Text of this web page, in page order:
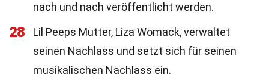
nach und nach veröffentlicht werden.
28
Lil Peeps Mutter, Liza Womack, verwaltet
seinen Nachlass und setzt sich für seinen
musikalischen Nachlass ein.